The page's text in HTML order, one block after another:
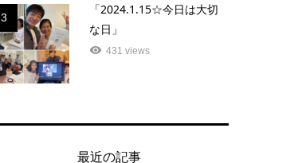
3
「2024.1.15☆今日は大切
な日」
431 views
最近の記事